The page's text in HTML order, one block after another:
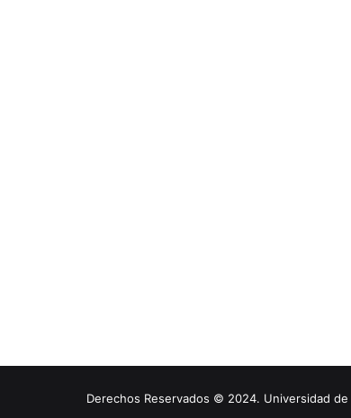
Derechos Reservados © 2024. Universidad de